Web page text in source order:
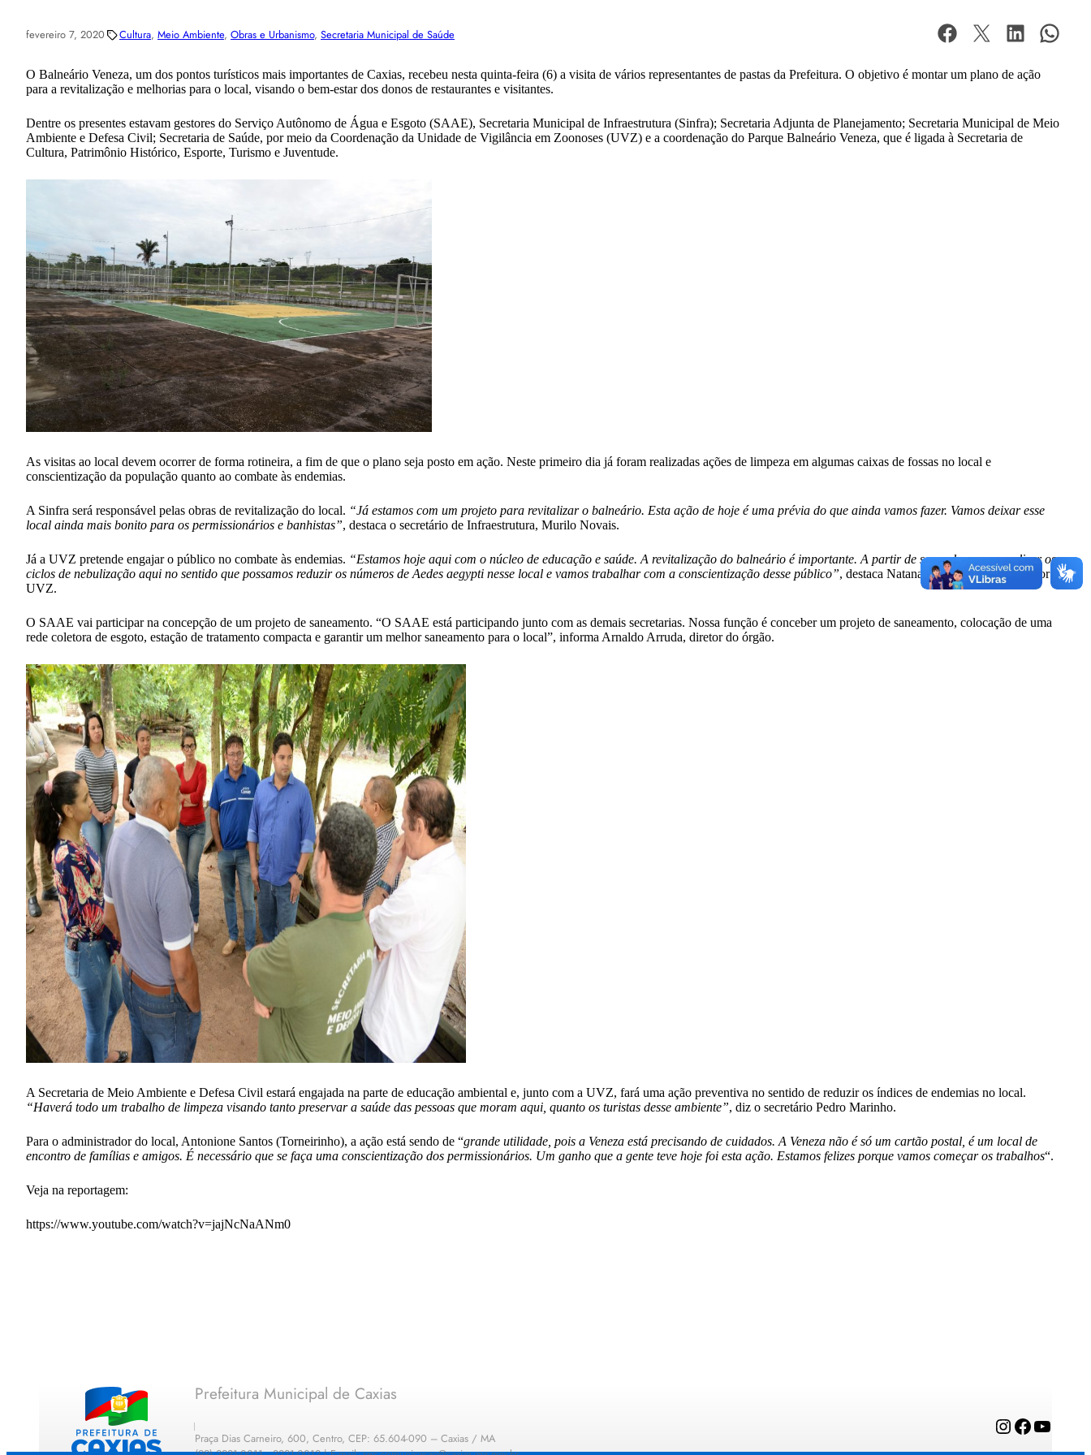
fevereiro 7, 2020 Cultura, Meio Ambiente, Obras e Urbanismo, Secretaria Municipal de Saúde
O Balneário Veneza, um dos pontos turísticos mais importantes de Caxias, recebeu nesta quinta-feira (6) a visita de vários representantes de pastas da Prefeitura. O objetivo é montar um plano de ação
para a revitalização e melhorias para o local, visando o bem-estar dos donos de restaurantes e visitantes.
Dentre os presentes estavam gestores do Serviço Autônomo de Água e Esgoto (SAAE), Secretaria Municipal de Infraestrutura (Sinfra); Secretaria Adjunta de Planejamento; Secretaria Municipal de Meio
Ambiente e Defesa Civil; Secretaria de Saúde, por meio da Coordenação da Unidade de Vigilância em Zoonoses (UVZ) e a coordenação do Parque Balneário Veneza, que é ligada à Secretaria de
Cultura, Patrimônio Histórico, Esporte, Turismo e Juventude.
As visitas ao local devem ocorrer de forma rotineira, a fim de que o plano seja posto em ação. Neste primeiro dia já foram realizadas ações de limpeza em algumas caixas de fossas no local e
conscientização da população quanto ao combate às endemias.
A Sinfra será responsável pelas obras de revitalização do local. “Já estamos com um projeto para revitalizar o balneário. Esta ação de hoje é uma prévia do que ainda vamos fazer. Vamos deixar esse
local ainda mais bonito para os permissionários e banhistas”, destaca o secretário de Infraestrutura, Murilo Novais.
Já a UVZ pretende engajar o público no combate às endemias. “Estamos hoje aqui com o núcleo de educação e saúde. A revitalização do balneário é importante. A partir de segunda vamos realizar os
ciclos de nebulização aqui no sentido que possamos reduzir os números de Aedes aegypti nesse local e vamos trabalhar com a conscientização desse público”, destaca Natanael dos Reis, coordenador da
UVZ.
O SAAE vai participar na concepção de um projeto de saneamento. “O SAAE está participando junto com as demais secretarias. Nossa função é conceber um projeto de saneamento, colocação de uma
rede coletora de esgoto, estação de tratamento compacta e garantir um melhor saneamento para o local”, informa Arnaldo Arruda, diretor do órgão.
A Secretaria de Meio Ambiente e Defesa Civil estará engajada na parte de educação ambiental e, junto com a UVZ, fará uma ação preventiva no sentido de reduzir os índices de endemias no local.
“Haverá todo um trabalho de limpeza visando tanto preservar a saúde das pessoas que moram aqui, quanto os turistas desse ambiente”, diz o secretário Pedro Marinho.
Para o administrador do local, Antonione Santos (Torneirinho), a ação está sendo de “grande utilidade, pois a Veneza está precisando de cuidados. A Veneza não é só um cartão postal, é um local de
encontro de famílias e amigos. É necessário que se faça uma conscientização dos permissionários. Um ganho que a gente teve hoje foi esta ação. Estamos felizes porque vamos começar os trabalhos“.
Veja na reportagem:
https://www.youtube.com/watch?v=jajNcNaANm0
Prefeitura Municipal de Caxias
Praça Dias Carneiro, 600, Centro, CEP: 65.604-090 – Caxias / MA
Instagram Facebook YouTube